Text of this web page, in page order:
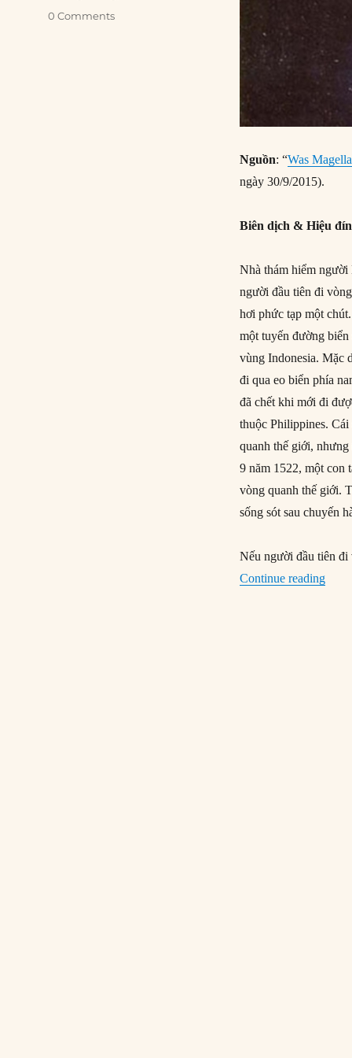
Nguồn: “Was
ngày 30/9/2015).
Biên dịch & Hiệu
Nhà thám hiểm
người đầu tiên đi
hơi phức tạp một
một tuyến đường
vùng Indonesia. Mặc
đi qua eo biển phía
đã chết khi mới đi
thuộc Philippines.
quanh thế giới,
9 năm 1522, một con
vòng quanh thế giới.
sống sót sau chuyến
Nếu người đầu tiên đi
Continue reading
0 Comments